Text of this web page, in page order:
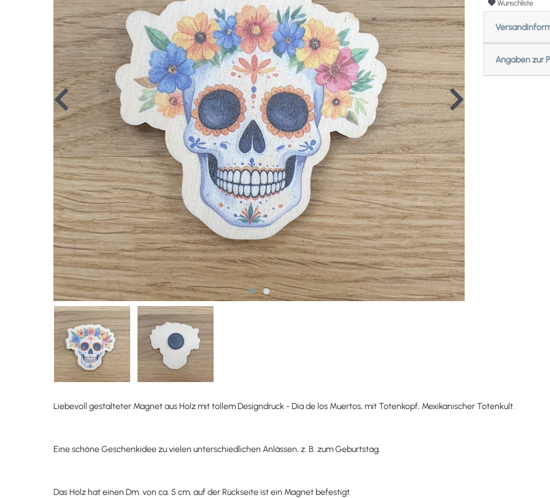
Wunschliste
Angaben zur
Liebevoll gestalteter Magnet aus Holz mit tollem Designdruck - Dia de los Muertos, mit Totenkopf, Mexikanischer Totenkult.
Eine schöne Geschenkidee zu vielen unterschiedlichen Anlässen, z. B. zum Geburtstag.
Das Holz hat einen Dm. von ca. 5 cm, auf der Rückseite ist ein Magnet befestigt.